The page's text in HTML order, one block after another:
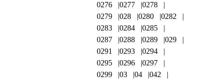
0276
0277
0278
0279
028 0280
0282
0283
0284
0285
0287
0288 0289
029
0291
0293
0294
0295
0296
0297
0299
03 04
042